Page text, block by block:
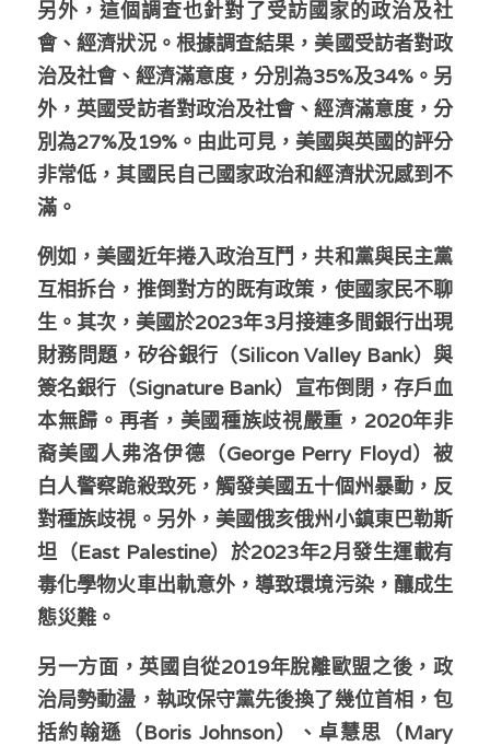
另外，這個調查也針對了受訪國家的政治及社
會、經濟狀況。根據調查結果，美國受訪者對政
治及社會、經濟滿意度，分別為35%及34%。另
外，英國受訪者對政治及社會、經濟滿意度，分
別為27%及19%。由此可見，美國與英國的評分
非常低，其國民自己國家政治和經濟狀況感到不
滿。
例如，美國近年捲入政治互鬥，共和黨與民主黨
互相拆台，推倒對方的既有政策，使國家民不聊
生。其次，美國於2023年3月接連多間銀行出現
財務問題，矽谷銀行（Silicon Valley Bank）與
簽名銀行（Signature Bank）宣布倒閉，存戶血
本無歸。再者，美國種族歧視嚴重，2020年非
裔美國人弗洛伊德（George Perry Floyd）被
白人警察跪殺致死，觸發美國五十個州暴動，反
對種族歧視。另外，美國俄亥俄州小鎮東巴勒斯
坦（East Palestine）於2023年2月發生運載有
毒化學物火車出軌意外，導致環境污染，釀成生
態災難。
另一方面，英國自從2019年脫離歐盟之後，政
治局勢動盪，執政保守黨先後換了幾位首相，包
括約翰遜（Boris Johnson）、卓慧思（Mary